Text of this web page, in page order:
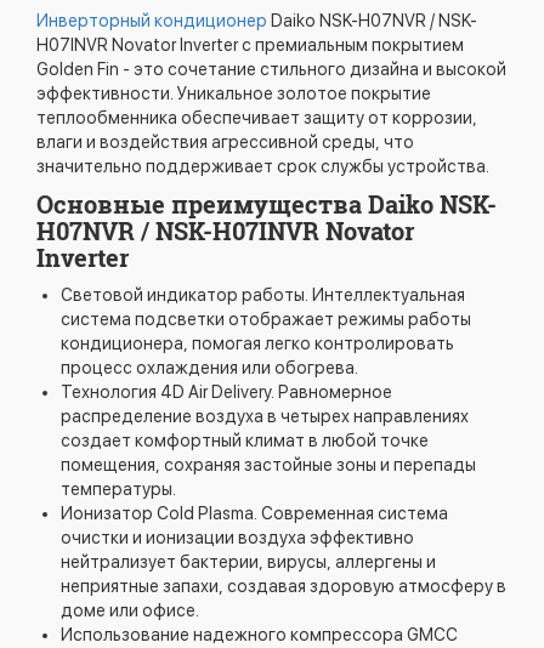
Инверторный кондиционер Daiko NSK-H07NVR / NSK-
H07INVR Novator Inverter с премиальным покрытием
Golden Fin - это сочетание стильного дизайна и высокой
эффективности. Уникальное золотое покрытие
теплообменника обеспечивает защиту от коррозии,
влаги и воздействия агрессивной среды, что
значительно поддерживает срок службы устройства.
Основные преимущества Daiko NSK-
H07NVR / NSK-H07INVR Novator
Inverter
Световой индикатор работы. Интеллектуальная
система подсветки отображает режимы работы
кондиционера, помогая легко контролировать
процесс охлаждения или обогрева.
Технология 4D Air Delivery. Равномерное
распределение воздуха в четырех направлениях
создает комфортный климат в любой точке
помещения, сохраняя застойные зоны и перепады
температуры.
Ионизатор Cold Plasma. Современная система
очистки и ионизации воздуха эффективно
нейтрализует бактерии, вирусы, аллергены и
неприятные запахи, создавая здоровую атмосферу в
доме или офисе.
Использование надежного компрессора GMCC